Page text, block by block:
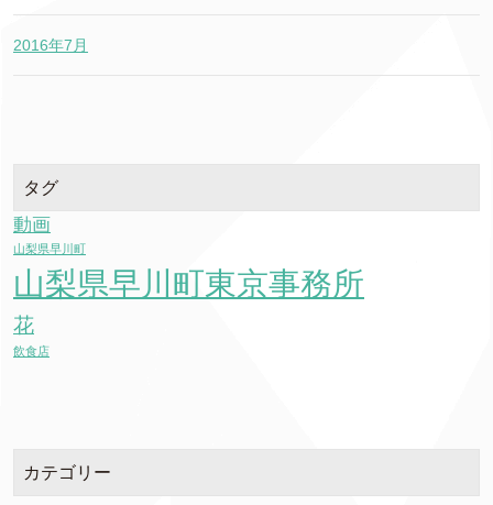
2016年7月
タグ
動画
山梨県早川町
山梨県早川町東京事務所
花
飲食店
カテゴリー